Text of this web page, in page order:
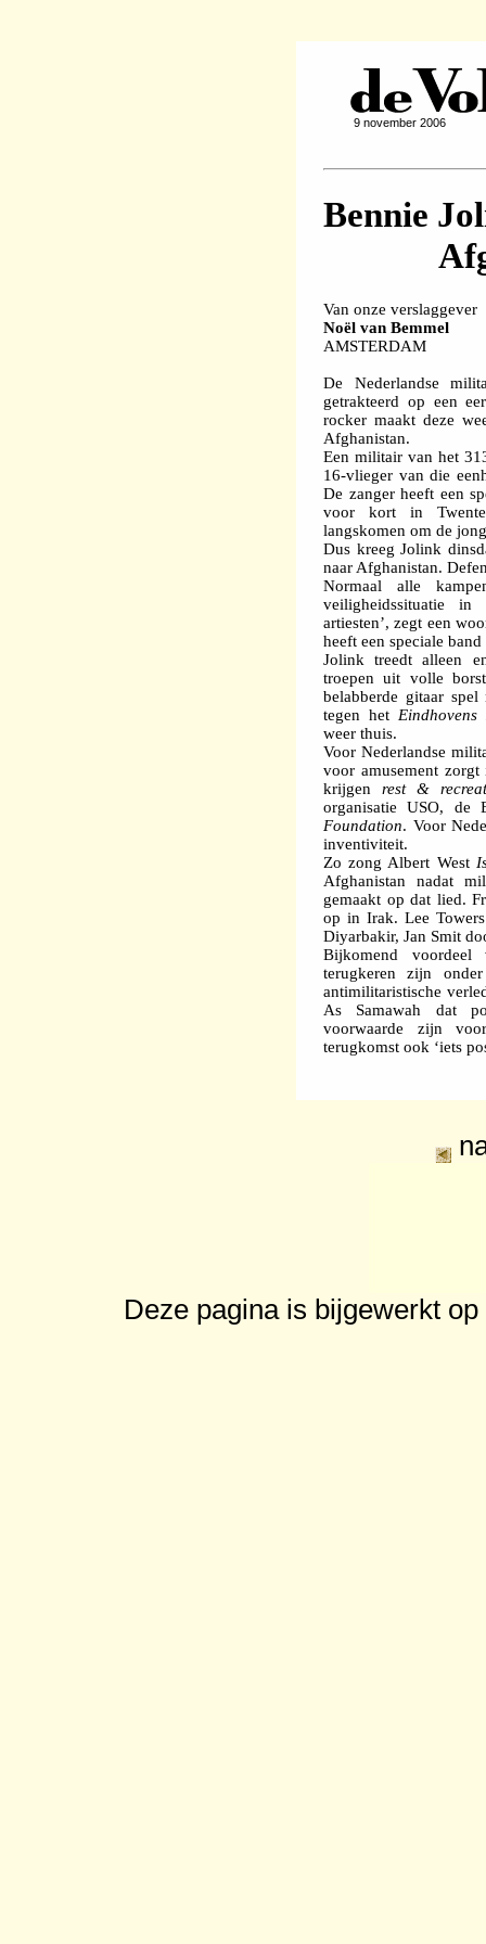
9 november 2006
Bennie
Van onze verslaggever
Noël van Bemmel
AMSTERDAM
De Nederlandse
getrakteerd op een
rocker maakt deze
Afghanistan.
Een militair van het
16-vlieger van die
De zanger heeft een
voor kort in
langskomen om de
Dus kreeg Jolink
naar Afghanistan.
Normaal alle
veiligheidssituatie
artiesten’, zegt een
heeft een speciale
Jolink treedt alleen
troepen uit volle
belabberde gitaar
tegen het
weer thuis.
Voor Nederlandse
voor amusement
krijgen rest &
organisatie USO, de
Foundation. Voor
inventiviteit.
Zo zong Albert West
Afghanistan nadat
gemaakt op dat lied.
op in Irak. Lee
Diyarbakir, Jan Smit
Bijkomend
terugkeren zijn
antimilitaristische
As Samawah dat
voorwaarde zijn
terugkomst ook ‘iets
Deze pagina is bijgewerkt op